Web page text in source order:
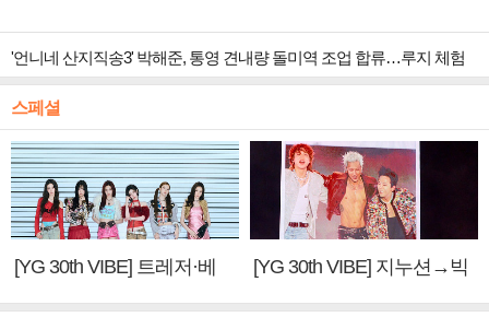
'언니네 산지직송3' 박해준, 통영 견내량 돌미역 조업 합류…루지 체험
스페셜
[YG 30th VIBE] 트레저·베
[YG 30th VIBE] 지누션→빅